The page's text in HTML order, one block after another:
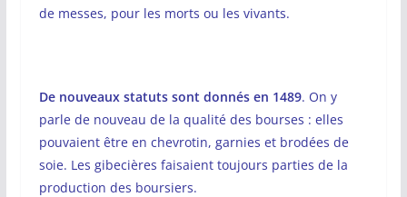
de messes, pour les morts ou les vivants.
De nouveaux statuts sont donnés en 1489. On y
parle de nouveau de la qualité des bourses : elles
pouvaient être en chevrotin, garnies et brodées de
soie. Les gibecières faisaient toujours parties de la
production des boursiers.